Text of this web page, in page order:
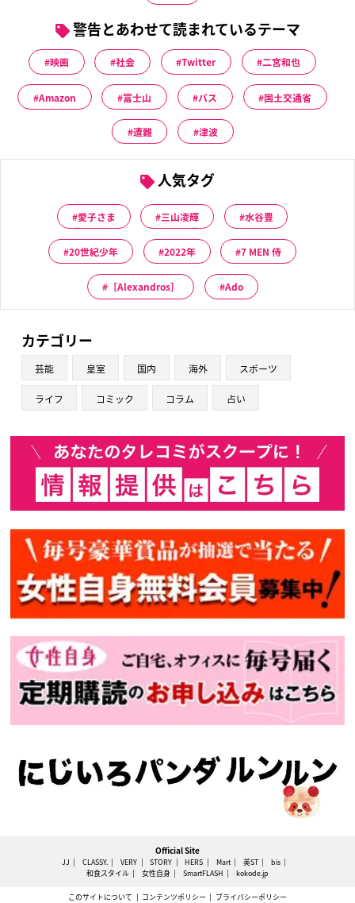
警告とあわせて読まれているテーマ
映画 社会 Twitter 二宮和也
Amazon 富士山 バス 国土交通省
遭難 津波
人気タグ
愛子さま 三山凌輝 水谷豊
20世紀少年 2022年 7 MEN 侍
［Alexandros］ Ado
カテゴリー
芸能 皇室 国内 海外 スポーツ
ライフ コミック コラム 占い
Official Site
JJ CLASSY. VERY STORY HERS Mart 美ST
bis
和食スタイル
女性自身 SmartFLASH kokode.jp
このサイトについて コンテンツポリシー
プライバシーポリシー